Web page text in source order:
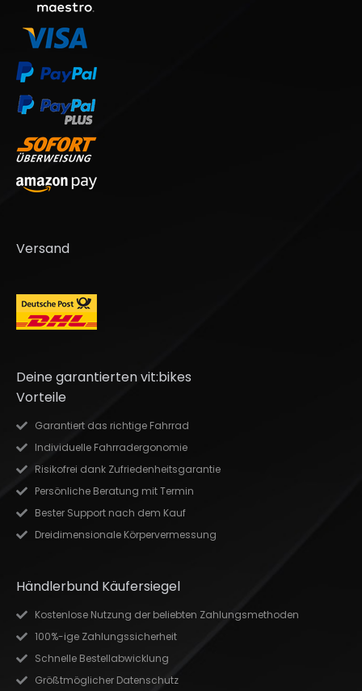
Versand
Deine garantierten vit:bikes
Vorteile
Garantiert das richtige Fahrrad
Individuelle Fahrradergonomie
Risikofrei dank Zufriedenheitsgarantie
Persönliche Beratung mit Termin
Bester Support nach dem Kauf
Dreidimensionale Körpervermessung
Händlerbund Käufersiegel
Kostenlose Nutzung der beliebten Zahlungsmethoden
100%-ige Zahlungssicherheit
Schnelle Bestellabwicklung
Größtmöglicher Datenschutz